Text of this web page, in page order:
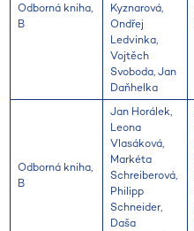
Odborná kniha,
B
Kyznarová,
Ondřej
Ledvinka,
Vojtěch
Svoboda, Jan
Daňhelka
Odborná kniha,
B
Jan Horálek,
Leona
Vlasáková,
Markéta
Schreiberová,
Philipp
Schneider,
Daša